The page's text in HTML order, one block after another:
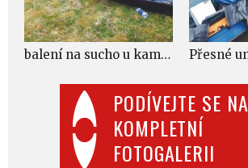
PODÍVEJTE SE NA
KOMPLETNÍ
FOTOGALERII
balení na sucho u kamaráda na zahradě v Courtenay (ostrov Vancouver)